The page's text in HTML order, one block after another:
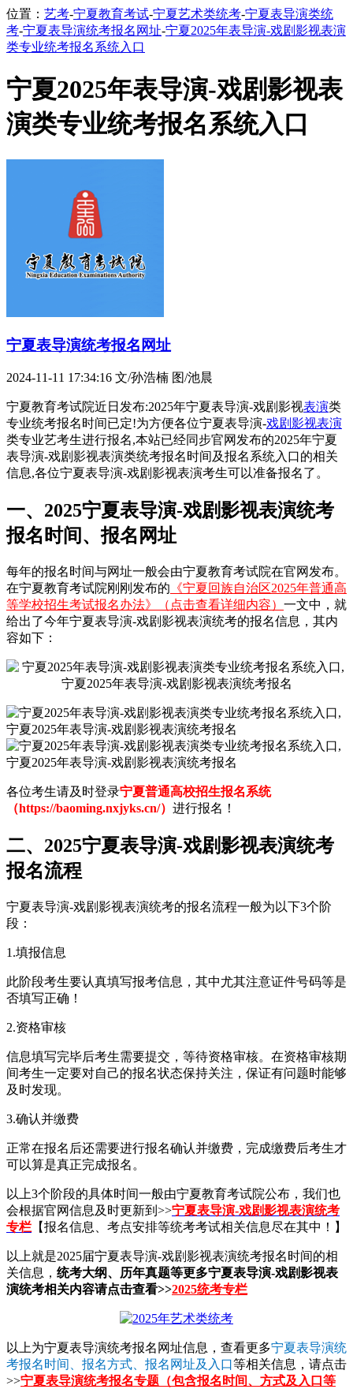
位置： 艺考-宁夏教育考试-宁夏艺术类统考-宁夏表导演类统
考-宁夏表导演统考报名网址-宁夏2025年表导演-戏剧影视表演
类专业统考报名系统入口
宁夏2025年表导演-戏剧影视表
演类专业统考报名系统入口
宁夏表导演统考报名网址
2024-11-11 17:34:16 文/孙浩楠 图/池晨
宁夏教育考试院近日发布:2025年宁夏表导演-戏剧影视表演类
专业统考报名时间已定!为方便各位宁夏表导演-戏剧影视表演
类专业艺考生进行报名,本站已经同步官网发布的2025年宁夏
表导演-戏剧影视表演类统考报名时间及报名系统入口的相关
信息,各位宁夏表导演-戏剧影视表演考生可以准备报名了。
一、2025宁夏表导演-戏剧影视表演统考
报名时间、报名网址
每年的报名时间与网址一般会由宁夏教育考试院在官网发布。
在宁夏教育考试院刚刚发布的 《宁夏回族自治区2025年普通高
等学校招生考试报名办法》（点击查看详细内容） 一文中，就
给出了今年宁夏表导演-戏剧影视表演统考的报名信息，其内
容如下：
各位考生请及时登录宁夏普通高校招生报名系统
（https://baoming.nxjyks.cn/） 进行报名！
二、2025宁夏表导演-戏剧影视表演统考
报名流程
宁夏表导演-戏剧影视表演统考的报名流程一般为以下3个阶
段：
1.填报信息
此阶段考生要认真填写报考信息，其中尤其注意证件号码等是
否填写正确！
2.资格审核
信息填写完毕后考生需要提交，等待资格审核。在资格审核期
间考生一定要对自己的报名状态保持关注，保证有问题时能够
及时发现。
3.确认并缴费
正常在报名后还需要进行报名确认并缴费，完成缴费后考生才
可以算是真正完成报名。
以上3个阶段的具体时间一般由宁夏教育考试院公布，我们也
会根据官网信息及时更新到>>宁夏表导演-戏剧影视表演统考
专栏 【报名信息、考点安排等统考考试相关信息尽在其中！】
以上就是2025届宁夏表导演-戏剧影视表演统考报名时间的相
关信息， 统考大纲、历年真题等更多宁夏表导演-戏剧影视表
演统考相关内容请点击查看>>2025统考专栏
以上为宁夏表导演统考报名网址信息，查看更多宁夏表导演统
考报名时间、报名方式、报名网址及入口等相关信息，请点击
>>宁夏表导演统考报名专题（包含报名时间、方式及入口等